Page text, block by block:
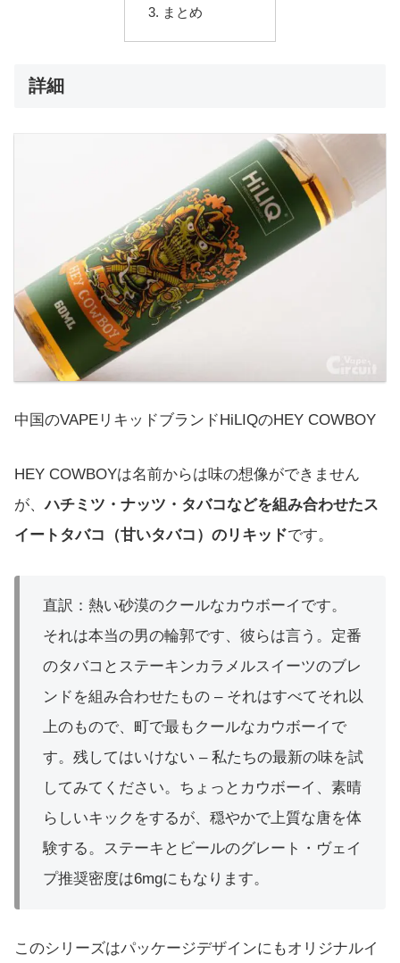
まとめ
詳細
中国のVAPEリキッドブランドHiLIQのHEY COWBOY
HEY COWBOYは名前からは味の想像ができません
が、ハチミツ・ナッツ・タバコなどを組み合わせたス
イートタバコ（甘いタバコ）のリキッドです。
直訳：熱い砂漠のクールなカウボーイです。
それは本当の男の輪郭です、彼らは言う。定番
のタバコとステーキンカラメルスイーツのブレ
ンドを組み合わせたもの – それはすべてそれ以
上のもので、町で最もクールなカウボーイで
す。残してはいけない – 私たちの最新の味を試
してみてください。ちょっとカウボーイ、素晴
らしいキックをするが、穏やかで上質な唐を体
験する。ステーキとビールのグレート・ヴェイ
プ推奨密度は6mgにもなります。
このシリーズはパッケージデザインにもオリジナルイ